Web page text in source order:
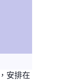
安排在